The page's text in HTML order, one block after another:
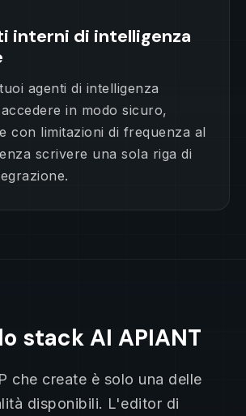
interni di intelligenza
agenti di intelligenza
in modo sicuro,
con limitazioni di frequenza al
scrivere una sola riga di
stack AI APIANT
che create è solo una delle
disponibili. L'editor di